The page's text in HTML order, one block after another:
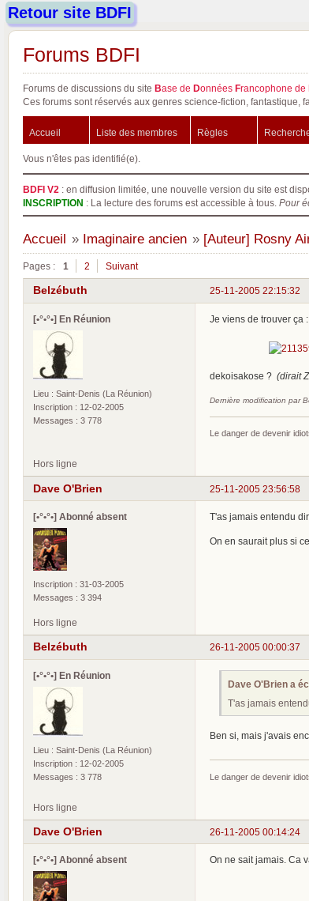
Retour site BDFI
Forums BDFI
Forums de discussions du site Base de Données Francophone de
Ces forums sont réservés aux genres science-fiction, fantastique,
Accueil Liste des membres Règles
Vous n'êtes pas identifié(e).
BDFI V2 : en diffusion limitée, une nouvelle version du site est
INSCRIPTION : La lecture des forums est accessible à tous. Pour
Accueil » Imaginaire ancien » [Auteur] Rosny
Pages : 1 2 Suivant
25-11-2005 22:15:32
Belzébuth
[•°•°•] En Réunion
Lieu : Saint-Denis (La Réunion)
Inscription : 12-02-2005
Messages : 3 778
Je viens de trouver ça :
dekoisakose ? (dirait
Dernière modification par
Le danger de devenir
Hors ligne
25-11-2005 23:56:58
Dave O'Brien
[•°•°•] Abonné absent
Inscription : 31-03-2005
Messages : 3 394
T'as jamais entendu
On en saurait plus si
Hors ligne
26-11-2005 00:00:37
Belzébuth
[•°•°•] En Réunion
Lieu : Saint-Denis (La Réunion)
Inscription : 12-02-2005
Messages : 3 778
Dave O'Brien a
T'as jamais
Ben si, mais j'avais
Le danger de devenir
Hors ligne
26-11-2005 00:14:24
Dave O'Brien
[•°•°•] Abonné absent On ne sait jamais. Ca